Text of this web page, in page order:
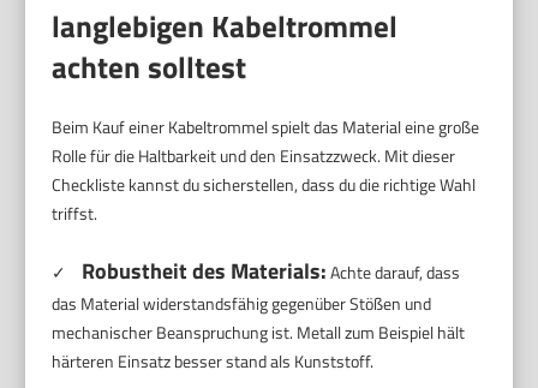
langlebigen Kabeltrommel
achten solltest
Beim Kauf einer Kabeltrommel spielt das Material eine große
Rolle für die Haltbarkeit und den Einsatzzweck. Mit dieser
Checkliste kannst du sicherstellen, dass du die richtige Wahl
triffst.
✓ Robustheit des Materials:Achte darauf, dass
das Material widerstandsfähig gegenüber Stößen und
mechanischer Beanspruchung ist. Metall zum Beispiel hält
härteren Einsatz besser stand als Kunststoff.